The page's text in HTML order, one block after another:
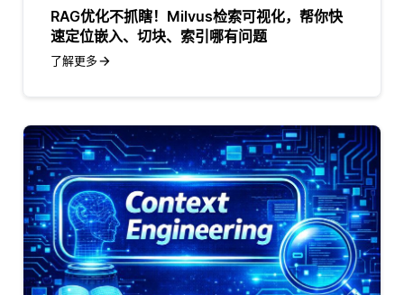
RAG优化不抓瞎！Milvus检索可视化，帮你快
速定位嵌入、切块、索引哪有问题
了解更多